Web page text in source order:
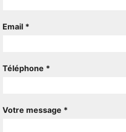
Email *
Téléphone *
Votre message *